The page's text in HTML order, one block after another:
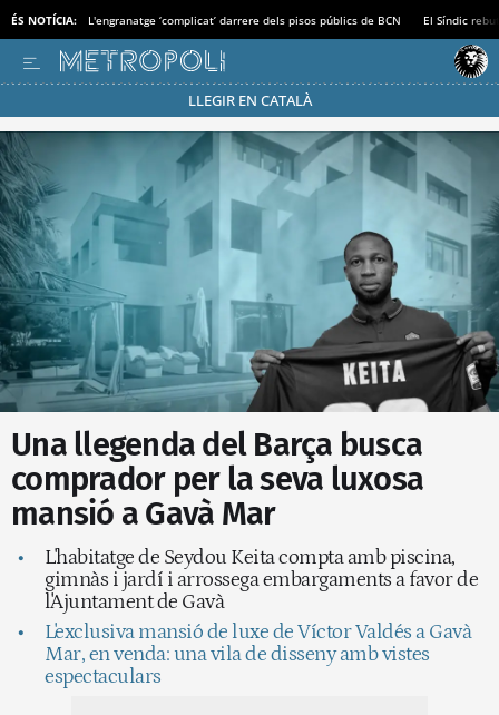
ÉS NOTÍCIA: L'engranatge ‘complicat’ darrere dels pisos públics de BCN El Síndic
LLEGIR EN CATALÀ
Passa’t al mode estalvi
Una llegenda del Barça busca
comprador per la seva luxosa
mansió a Gavà Mar
L'habitatge de Seydou Keita compta amb piscina,
gimnàs i jardí i arrossega embargaments a favor de
l'Ajuntament de Gavà
L'exclusiva mansió de luxe de Víctor Valdés a Gavà
Mar, en venda: una vila de disseny amb vistes
espectaculars